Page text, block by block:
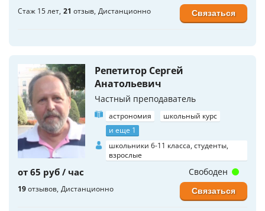
Стаж 15 лет 21 отзыв Дистанционно Связаться
Репетитор Сергей
Анатольевич
Частный преподаватель
астрономия
школьный курс
и еще 1
школьники 6-11 класса, студенты,
взрослые
от 65 руб / час
19отзывов Дистанционно
Свободен
Связаться